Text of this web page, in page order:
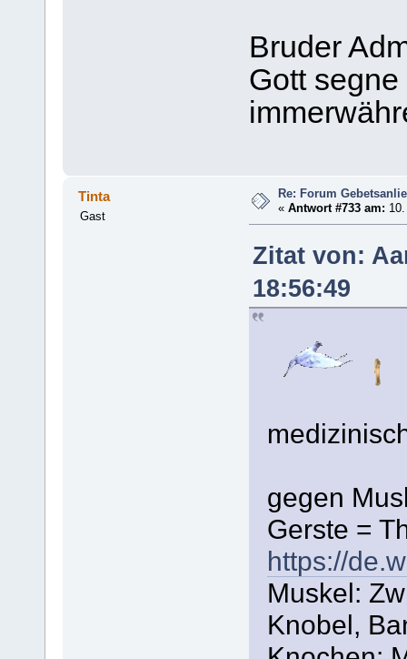
Bruder
Gott
Tinta
Gast
Re: Forum
«Antwort #733 am:
Zitat von:
18:56:49
gegen
Gerste =
https://
Muskel:
Knobel,